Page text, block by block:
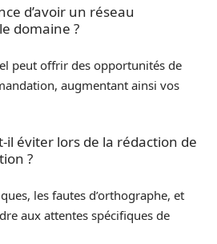
d’avoir un réseau
domaine ?
peut offrir des opportunités de
augmentant ainsi vos
éviter lors de la rédaction de
?
les fautes d’orthographe, et
aux attentes spécifiques de